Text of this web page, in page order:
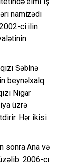
namizədi
ci ilin
Səbinə
beynəlxalq
Nigar
üzrə
Hər ikisi
sonra Ana və
2006-cı